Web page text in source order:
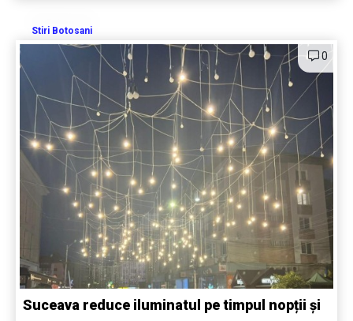
Stiri Botosani
0
Suceava reduce iluminatul pe timpul nopții și